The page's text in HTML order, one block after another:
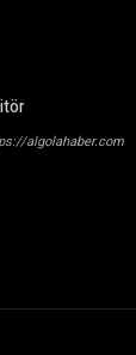
algolahaber.com